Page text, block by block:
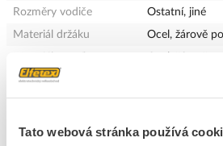
Tato webová stránka používá
Rozměry vodiče
Ostatní, jiné
Materiál držáku
Ocel, žárově
Materiál úchytu
Materiál spodní části
Ocel, žárově